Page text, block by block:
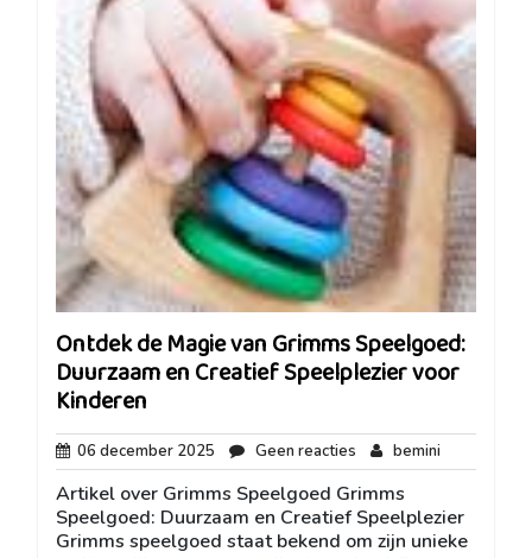
Ontdek de Magie van Grimms Speelgoed:
Duurzaam en Creatief Speelplezier voor
Kinderen
06 december 2025 06
december
2025
Geen reacties Geen
reacties
bemini
Artikel over Grimms Speelgoed Grimms
Speelgoed: Duurzaam en Creatief Speelplezier
Grimms speelgoed staat bekend om zijn unieke